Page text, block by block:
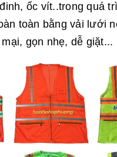
ốc vít..trong quá
toàn bằng vải lưới
gọn nhẹ, dễ giặt...